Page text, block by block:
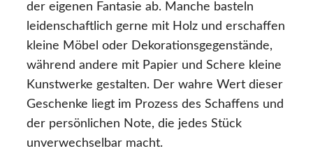
der eigenen Fantasie ab. Manche basteln
leidenschaftlich gerne mit Holz und erschaffen
kleine Möbel oder Dekorationsgegenstände,
während andere mit Papier und Schere kleine
Kunstwerke gestalten. Der wahre Wert dieser
Geschenke liegt im Prozess des Schaffens und
der persönlichen Note, die jedes Stück
unverwechselbar macht.